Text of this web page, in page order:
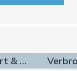
Komfort & Hygiene